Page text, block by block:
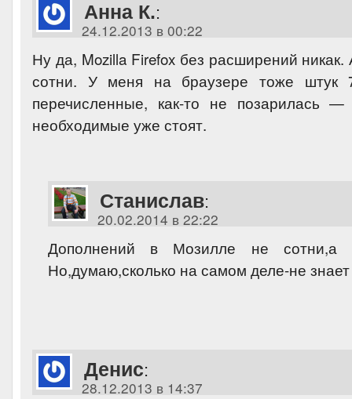
Анна К.:
24.12.2013 в 00:22
Ну да, Mozilla Firefox без расширений
сотни. У меня на браузере тоже штук
перечисленные, как-то не позарилась
необходимые уже стоят.
Станислав:
20.02.2014 в 22:22
Дополнений в Мозилле не сотни,а
Но,думаю,сколько на самом деле-не знает
Денис:
28.12.2013 в 14:37